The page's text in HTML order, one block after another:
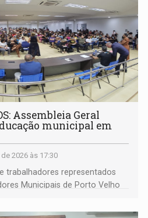
Assembleia Geral
municipal em
2026 às 17:30
trabalhadores representados
Municipais de Porto Velho